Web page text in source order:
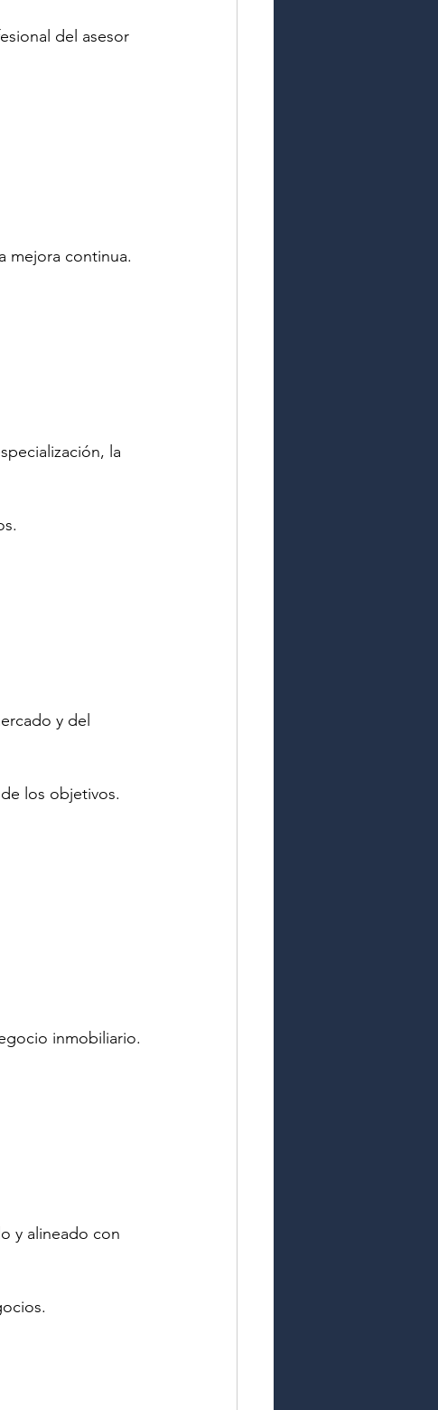
del asesor
mejora continua.
la
y del
los objetivos.
inmobiliario.
y alineado con